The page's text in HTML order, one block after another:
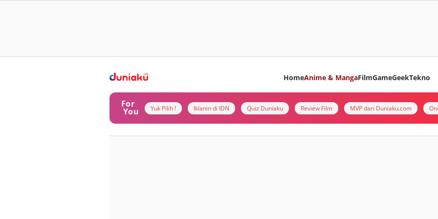
HomeAnime & MangaFilmGameGeekTekno
For
You Yuk Pilih ! Iklanin di IDN Quiz Duniaku Review Film MVP dari Duniaku.com